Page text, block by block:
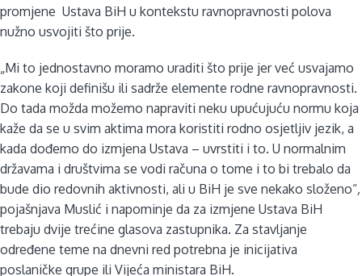
promjene Ustava BiH u kontekstu ravnopravnosti polova
nužno usvojiti što prije.
„Mi to jednostavno moramo uraditi što prije jer već usvajamo
zakone koji definišu ili sadrže elemente rodne ravnopravnosti.
Do tada možda možemo napraviti neku upućujuću normu koja
kaže da se u svim aktima mora koristiti rodno osjetljiv jezik, a
kada dođemo do izmjena Ustava – uvrstiti i to. U normalnim
državama i društvima se vodi računa o tome i to bi trebalo da
bude dio redovnih aktivnosti, ali u BiH je sve nekako složeno“,
pojašnjava Muslić i napominje da za izmjene Ustava BiH
trebaju dvije trećine glasova zastupnika. Za stavljanje
određene teme na dnevni red potrebna je inicijativa
poslaničke grupe ili Vijeća ministara BiH.